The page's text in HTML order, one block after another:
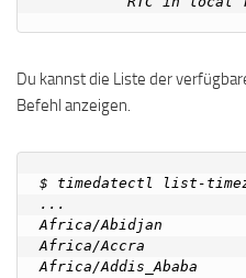
Du kannst die Liste der
Befehl anzeigen.
$ timedatectl list-
...
Africa/Abidjan
Africa/Accra
Africa/Addis_Ababa